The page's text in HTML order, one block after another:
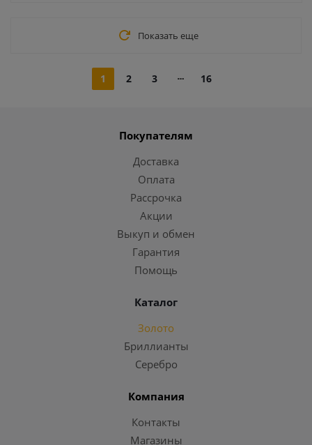
Показать еще
1 2 3 16
Покупателям
Доставка
Оплата
Рассрочка
Акции
Выкуп и обмен
Гарантия
Помощь
Каталог
Золото
Бриллианты
Серебро
Компания
Контакты
Магазины